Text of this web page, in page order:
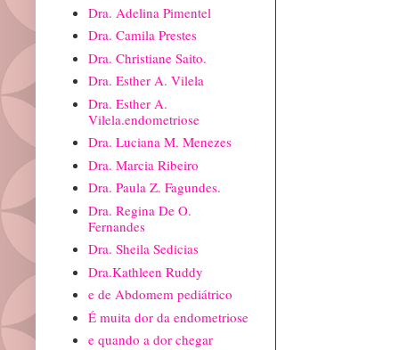
Dra. Adelina Pimentel
Dra. Camila Prestes
Dra. Christiane Saito.
Dra. Esther A. Vilela
Dra. Esther A.
Vilela.endometriose
Dra. Luciana M. Menezes
Dra. Marcia Ribeiro
Dra. Paula Z. Fagundes.
Dra. Regina De O.
Fernandes
Dra. Sheila Sedicias
Dra.Kathleen Ruddy
e de Abdomem pediátrico
É muita dor da endometriose
e quando a dor chegar